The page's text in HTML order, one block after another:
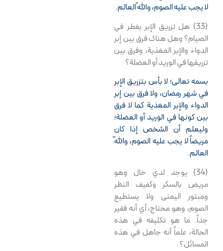
لا يجب عليه الصوم، واللّه العالم.
(33) هل تزريق الإبر يفطر في
الصيام؟ وهل هناك فرق بين إبر
الدواء والإبر المغذية، وفرق بين
تزريقها في الوريد أو العضلة؟
بسمه تعالى؛ لا بأس بتزريق الإبر
في شهر رمضان، ولا فرق بين إبر
الدواء والإبر المغذية كما لا فرق
بين كونها في الوريد أو العضلة؛
وليعلم أن الشخص إذا كان
مريضاً لا يجب عليه الصوم، واللّه
العالم.
(34) يوجد لدي خال وهو
مريض بالسكر وكفيف النظر
ومبتور اليمنى ولا يستطيع
الصوم، وهو محتاج، أي أنه فقير
جداً. ما هو تكليفه في هذه
الحالة، علماً أنه جاهل في هذه
المسائل؟